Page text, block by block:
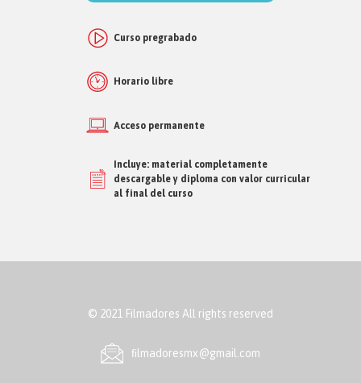
Curso pregrabado
Horario libre
Acceso permanente
Incluye: material completamente
descargable y diploma con valor curricular
al final del curso
© 2021 Filmadores All rights reserved
ﬁlmadoresmx@gmail.com